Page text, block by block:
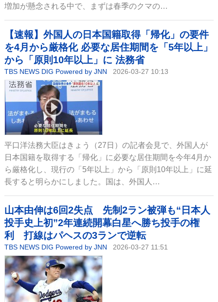
増加が懸念される中で、まずは春季のクマの…
【速報】外国人の日本国籍取得「帰化」の要件
を4月から厳格化 必要な居住期間を「5年以上」
から「原則10年以上」に 法務省
TBS NEWS DIG Powered by JNN 2026-03-27 10:13
平口洋法務大臣はきょう（27日）の記者会見で、外国人が
日本国籍を取得する「帰化」に必要な居住期間を今年4月か
ら厳格化し、現行の「5年以上」から「原則10年以上」に延
長すると明らかにしました。国は、外国人…
山本由伸は6回2失点 先制2ラン被弾も“日本人
投手史上初”2年連続開幕白星へ勝ち投手の権
利 打線はパヘスの3ランで逆転
TBS NEWS DIG Powered by JNN 2026-03-27 11:51